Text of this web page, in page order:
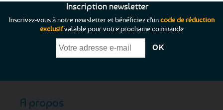
Inscription newsletter
Inscrivez-vous à notre newsletter et bénéficiez d'uncode de réduction
exclusifvalable pour votre prochaine commande
A propos